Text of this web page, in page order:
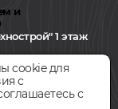
и
1 этаж
cookie для
с
с